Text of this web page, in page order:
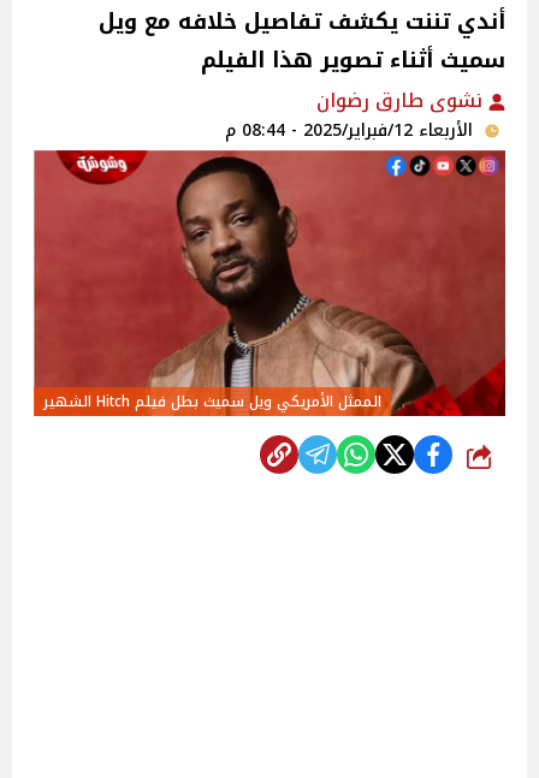
أندي تننت يكشف تفاصيل خلافه مع ويل
سميث أثناء تصوير هذا الفيلم
نشوى طارق رضوان
الأربعاء 12/فبراير/2025 - 08:44 م
الممثل الأمريكي ويل سميث بطل فيلم Hitch الشهير
شارك